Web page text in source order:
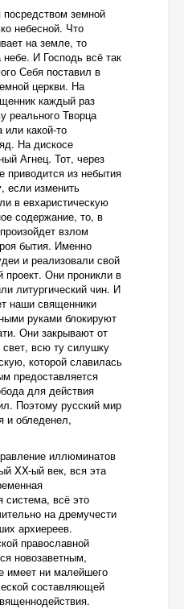
земной
небесной. Что
на земле, то
И Господь всё так
Себя поставил в
церкви. На
каждый раз
реального Творца
какой-то
На дискосе
Агнец. Тот, через
приводится из небытия
если изменить
в евхаристическую
содержание, то, в
взлом
бытия. Именно
и реализовали свой
проект. Они проникли в
литургический чин. И
наши священники
руками блокируют
Они закрывают от
всю ту силушку
которой славилась
предоставляется
для действия
Поэтому русский мир
и обледенел,
иллюминатов
XX-ый век, вся эта
система, всё это
на дремучести
архиереев.
православной
новозаветным,
имеет ни малейшего
составляющей